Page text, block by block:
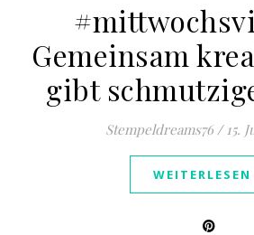
Gemeinsam
gibt
Stempeldreams76 / 15.
WEITERLESEN